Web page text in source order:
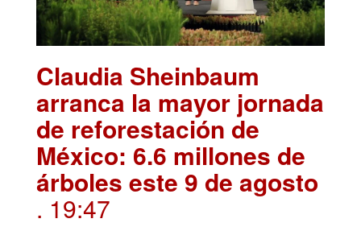
Claudia Sheinbaum
arranca la mayor jornada
de reforestación de
México: 6.6 millones de
árboles este 9 de agosto
. 19:47